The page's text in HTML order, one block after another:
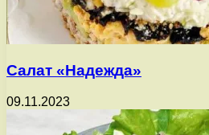
Салат «Надежда»
09.11.2023